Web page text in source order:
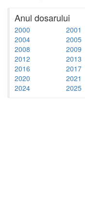
Anul dosarului
2000 2001
2004
2005
2008
2009
2012
2013
2016
2017
2020
2021
2024
2025